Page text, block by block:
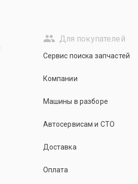
Для покупателей
Сервис поиска запчастей
Компании
Машины в разборе
Автосервисам и СТО
Доставка
Оплата